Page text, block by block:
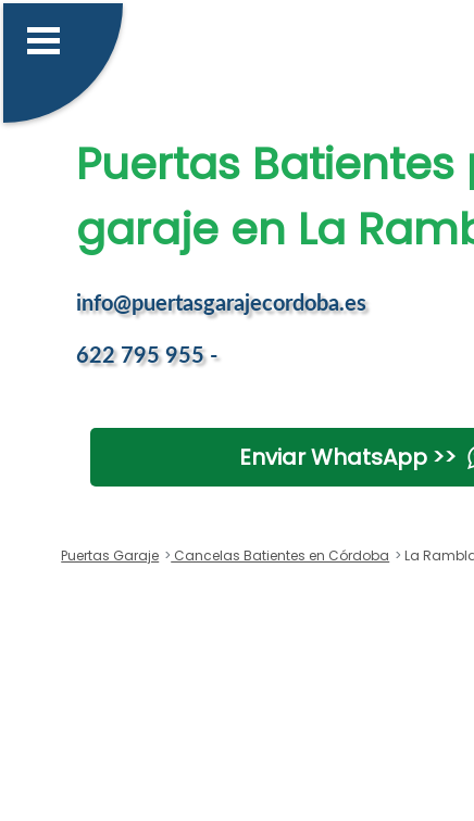
Puertas Batientes
garaje en La
info@puertasgarajecordoba.es
622 795 955 -
Enviar WhatsApp >>
Puertas Garaje Cancelas Batientes en Córdoba La